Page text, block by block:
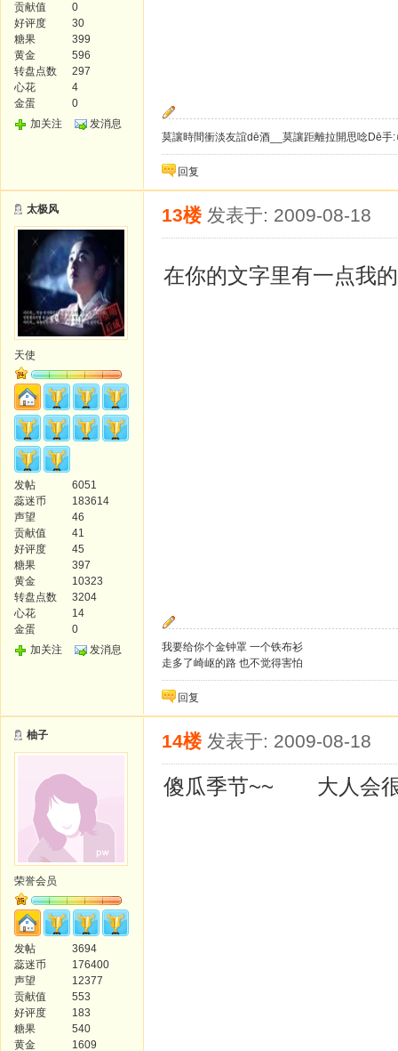
贡献值
0
好评度
30
糖果
399
黄金
596
转盘点数
297
心花
4
金蛋
0
加关注
发消息
莫讓時間衝淡友誼dē酒__莫讓距離拉開思唸Dē手:
回复
太极风
天使
发帖
6051
蕊迷币
183614
声望
46
贡献值
41
好评度
45
糖果
397
黄金
10323
转盘点数
3204
心花
14
金蛋
0
加关注
发消息
13楼 发表于: 2009-08-18
在你的文字里有一点我
我要给你个金钟罩 一个铁布衫
走多了崎岖的路 也不觉得害怕
回复
柚子
荣誉会员
发帖
3694
蕊迷币
176400
声望
12377
贡献值
553
好评度
183
糖果
540
黄金
1609
14楼 发表于: 2009-08-18
傻瓜季节~~ 大人会